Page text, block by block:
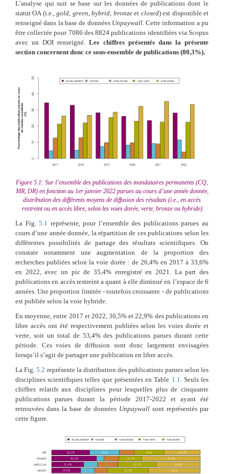
L’analyse qui suit se base sur les données de publications dont le
statut OA (i.e.,gold green ,hybrid bronzeet closed) est disponible et
renseigné dans la base de données Unpaywall. Cette information a pu
être collectée pour 7086 des 8824 publications identifiées via Scopus
avec un DOI renseigné.Les chiffres présentés dans la présente
section concernent donc ce sous-ensemble de publications (80,3%).
Figure 5.1: Sur l’ensemble des publications des mandataires permanents (CQ,
MR, DR) en fonction au 1er janvier 2022 parues au cours d’une année donnée,
distribution des différents moyens de diffusion des résultats (i.e., en accès
restreint ou en accès libre, selon les voies dorée, verte, bronze ou hybride)
La Fig.5.1 représente, pour l’ensemble des publications parues au
cours d’une année donnée, la répartition de ces publications selon les
différentes possibilités de partage des résultats scientifiques. On
constate notamment une augmentation de la proportion des
recherches publiées selon la voie dorée : de 26,4% en 2017 à 33,6%
en 2022, avec un pic de 35,4% enregistré en 2021. La part des
publications en accès restreint a quant à elle diminué en l’espace de 6
années. Une proportion limitée - toutefois croissante - de publications
est publiée selon la voie hybride.
En moyenne, entre 2017 et 2022, 30,5% et 22,9% des publications en
libre accès ont été respectivement publiées selon les voies dorée et
verte, soit un total de 53,4% des publications parues durant cette
période. Ces voies de diffusion sont donc largement envisagées
lorsqu’il s’agit de partager une publication en libre accès.
La Fig.5.2 représente la distribution des publications parues selon les
disciplines scientifiques telles que présentées en Table 1.1
. Seuls les
chiffres relatifs aux disciplines pour lesquelles plus de cinquante
publications parues durant la période 2017-2022 et ayant été
retrouvées dans la base de données Unpaywall sont représentés par
cette figure.